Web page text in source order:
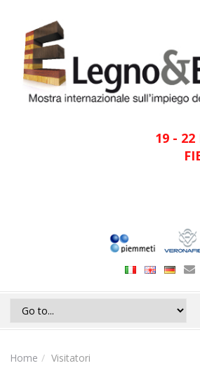
19 - 22
Home Visitatori